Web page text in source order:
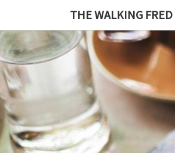
content
THE WALKING FRED